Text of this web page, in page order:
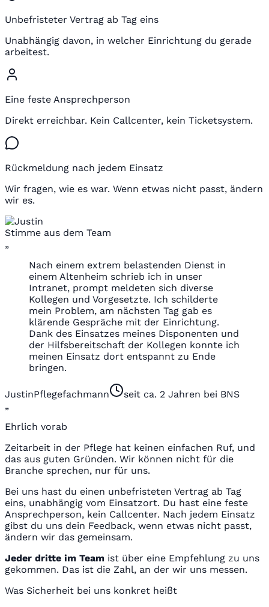
Unbefristeter Vertrag ab Tag eins
Unabhängig davon, in welcher Einrichtung du gerade
arbeitest.
Eine feste Ansprechperson
Direkt erreichbar. Kein Callcenter, kein Ticketsystem.
Rückmeldung nach jedem Einsatz
Wir fragen, wie es war. Wenn etwas nicht passt, ändern
wir es.
Stimme aus dem Team
„
Nach einem extrem belastenden Dienst in
einem Altenheim schrieb ich in unser
Intranet, prompt meldeten sich diverse
Kollegen und Vorgesetzte. Ich schilderte
mein Problem, am nächsten Tag gab es
klärende Gespräche mit der Einrichtung.
Dank des Einsatzes meines Disponenten und
der Hilfsbereitschaft der Kollegen konnte ich
meinen Einsatz dort entspannt zu Ende
bringen.
JustinPflegefachmann
seit ca. 2 Jahren bei BNS
„
Ehrlich vorab
Zeitarbeit in der Pflege hat keinen einfachen Ruf, und
das aus guten Gründen. Wir können nicht für die
Branche sprechen, nur für uns.
Bei uns hast du einen unbefristeten Vertrag ab Tag
eins, unabhängig vom Einsatzort. Du hast eine feste
Ansprechperson, kein Callcenter. Nach jedem Einsatz
gibst du uns dein Feedback, wenn etwas nicht passt,
ändern wir das gemeinsam.
Jeder dritte im Team ist über eine Empfehlung zu uns
gekommen. Das ist die Zahl, an der wir uns messen.
Was Sicherheit bei uns konkret heißt